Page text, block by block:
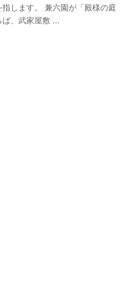
します。 兼六園が「殿様の庭
ば、武家屋敷 ...